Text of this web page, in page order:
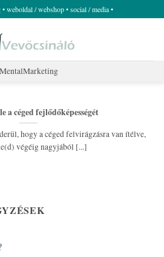
weboldal / webshop • social / media •
MentalMarketing
a céged fejlődőképességét
hogy a céged felvirágzásra van ítélve,
végéig nagyjából [...]